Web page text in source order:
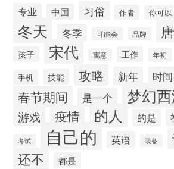
专业 中国 习俗 作者 你可以
冬天 冬季 可能会 品牌
孩子 宋代 寓意 工作 年初
手机 技能 攻略 新年 时间
春节期间 是一个 梦幻
游戏 疫情 的人 的是
考试 自己的 英语 装备
还不 都是